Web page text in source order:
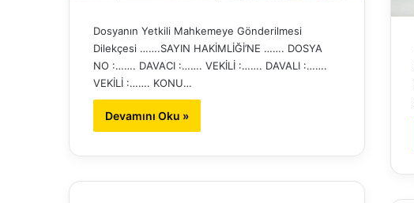
Dosyanın Yetkili Mahkemeye Gönderilmesi
Dilekçesi …….SAYIN HAKİMLİĞİ’NE ……. DOSYA
NO :……. DAVACI :……. VEKİLİ :……. DAVALI :…….
VEKİLİ :……. KONU…
Devamını Oku »